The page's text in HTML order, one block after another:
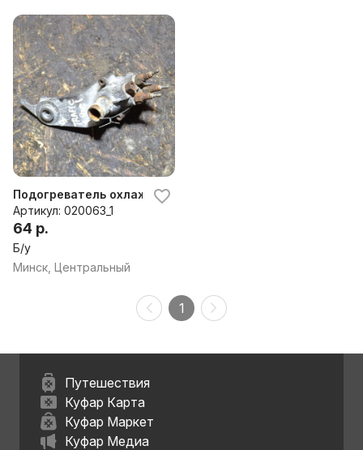
Подогреватель охлаждающей жидкости (антифриза)
Артикул: 020063_1
64 р.
Б/у
Минск, Центральный
1
Путешествия
Куфар Карта
Куфар Маркет
Куфар Медиа